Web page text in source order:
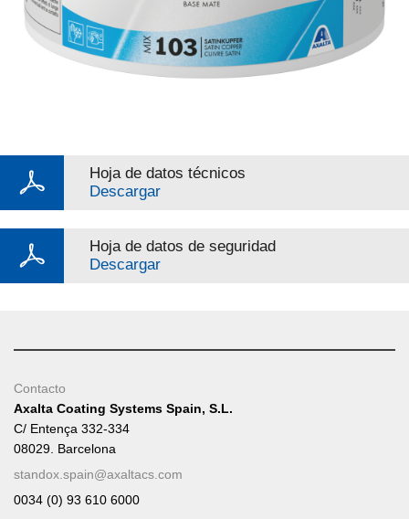
Hoja de datos técnicos
Descargar
Hoja de datos de seguridad
Descargar
Contacto
Axalta Coating Systems Spain, S.L.
C/ Entença 332-334
08029. Barcelona
standox.spain@axaltacs.com
0034 (0) 93 610 6000